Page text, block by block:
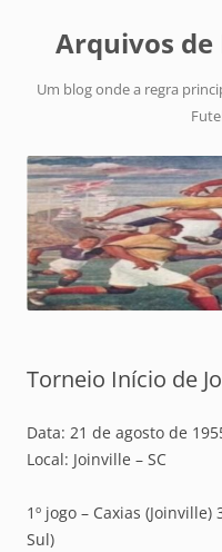
Arquivos de
Um blog onde a regra
Torneio Início de
Data: 21 de agosto de
Local: Joinville – SC
1º jogo – Caxias
Sul)